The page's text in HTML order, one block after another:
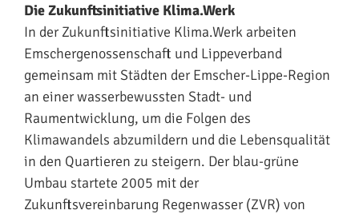
Die Zukunftsinitiative Klima.Werk
In der Zukunftsinitiative Klima.Werk arbeiten
Emschergenossenschaft und Lippeverband
gemeinsam mit Städten der Emscher-Lippe-Region
an einer wasserbewussten Stadt- und
Raumentwicklung, um die Folgen des
Klimawandels abzumildern und die Lebensqualität
in den Quartieren zu steigern. Der blau-grüne
Umbau startete 2005 mit der
Zukunftsvereinbarung Regenwasser (ZVR) von